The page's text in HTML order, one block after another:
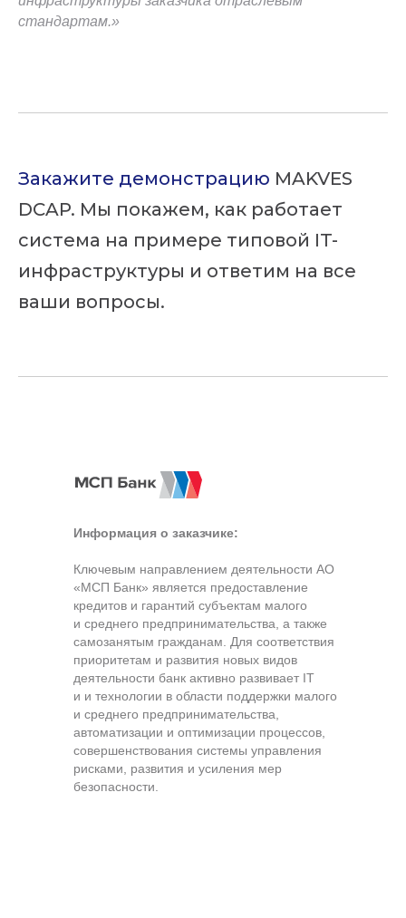
стандартам.»
Закажите демонстрацию MAKVES
DCAP. Мы покажем, как работает
система на примере типовой IT-
инфраструктуры и ответим на все
ваши вопросы.
Информация о заказчике:
Ключевым направлением деятельности АО
«МСП Банк» является предоставление
кредитов и гарантий субъектам малого
и среднего предпринимательства, а также
самозанятым гражданам. Для соответствия
приоритетам и развития новых видов
деятельности банк активно развивает IT
и и технологии в области поддержки малого
и среднего предпринимательства,
автоматизации и оптимизации процессов,
совершенствования системы управления
рисками, развития и усиления мер
безопасности.
Подпишитесь на
новости
Я даю согласие на получение массовых звонков и e-
mail рассылки рекламного и информационного
Подписаться
заявке, в соответствии сПолитикой